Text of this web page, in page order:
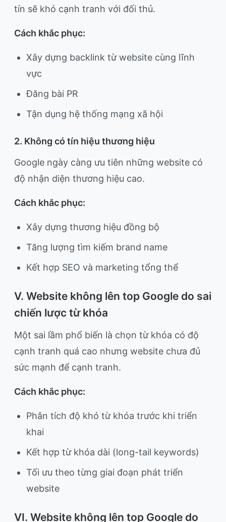
tín sẽ khó cạnh tranh với đối thủ.
Cách khắc phục:
Xây dựng backlink từ website cùng lĩnh
vực
Đăng bài PR
Tận dụng hệ thống mạng xã hội
2. Không có tín hiệu thương hiệu
Google ngày càng ưu tiên những website có
độ nhận diện thương hiệu cao.
Cách khắc phục:
Xây dựng thương hiệu đồng bộ
Tăng lượng tìm kiếm brand name
Kết hợp SEO và marketing tổng thể
V. Website không lên top Google do sai
chiến lược từ khóa
Một sai lầm phổ biến là chọn từ khóa có độ
cạnh tranh quá cao nhưng website chưa đủ
sức mạnh để cạnh tranh.
Cách khắc phục:
Phân tích độ khó từ khóa trước khi triển
khai
Kết hợp từ khóa dài (long-tail keywords)
Tối ưu theo từng giai đoạn phát triển
website
VI. Website không lên top Google do